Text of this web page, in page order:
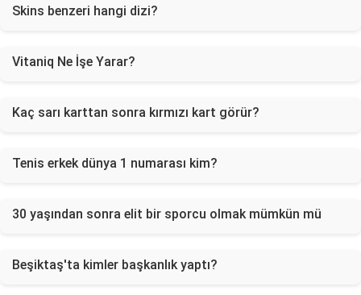
Skins benzeri hangi dizi?
Vitaniq Ne İşe Yarar?
Kaç sarı karttan sonra kırmızı kart görür?
Tenis erkek dünya 1 numarası kim?
30 yaşından sonra elit bir sporcu olmak mümkün mü
Beşiktaş'ta kimler başkanlık yaptı?